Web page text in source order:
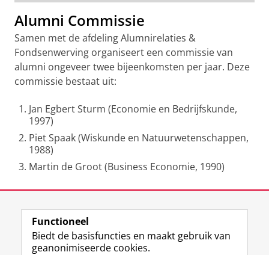
Alumni Commissie
Samen met de afdeling Alumnirelaties &
Fondsenwerving organiseert een commissie van
alumni ongeveer twee bijeenkomsten per jaar. Deze
commissie bestaat uit:
Jan Egbert Sturm (Economie en Bedrijfskunde,
1997)
Piet Spaak (Wiskunde en Natuurwetenschappen,
1988)
Martin de Groot (Business Economie, 1990)
View this page in:English
Functioneel
Biedt de basisfuncties en maakt gebruik van
geanonimiseerde cookies.